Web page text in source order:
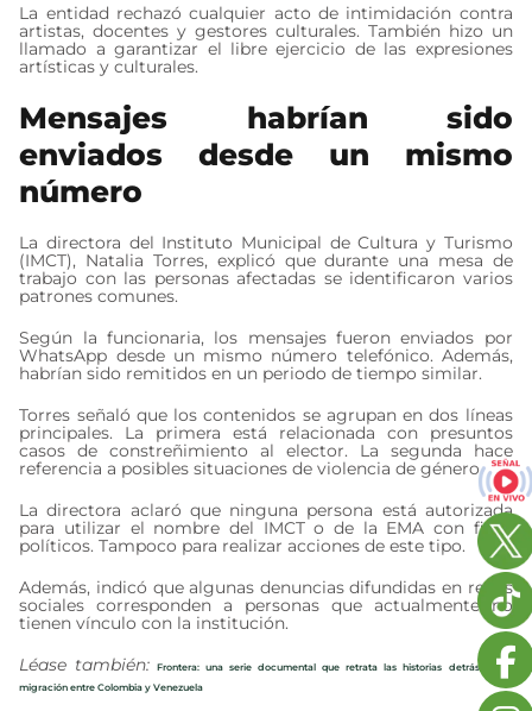
La entidad rechazó cualquier acto de intimidación contra
artistas, docentes y gestores culturales. También hizo un
llamado a garantizar el libre ejercicio de las expresiones
artísticas y culturales.
Mensajes habrían sido
enviados desde un mismo
número
La directora del Instituto Municipal de Cultura y Turismo
(IMCT), Natalia Torres, explicó que durante una mesa de
trabajo con las personas afectadas se identificaron varios
patrones comunes.
Según la funcionaria, los mensajes fueron enviados por
WhatsApp desde un mismo número telefónico. Además,
habrían sido remitidos en un periodo de tiempo similar.
Torres señaló que los contenidos se agrupan en dos líneas
principales. La primera está relacionada con presuntos
casos de constreñimiento al elector. La segunda hace
referencia a posibles situaciones de violencia de género.
La directora aclaró que ninguna persona está autorizada
para utilizar el nombre del IMCT o de la EMA con fines
políticos. Tampoco para realizar acciones de este tipo.
Además, indicó que algunas denuncias difundidas en redes
sociales corresponden a personas que actualmente no
tienen vínculo con la institución.
Léase también: Frontera: una serie documental que retrata las historias detrás de la
migración entre Colombia y Venezuela